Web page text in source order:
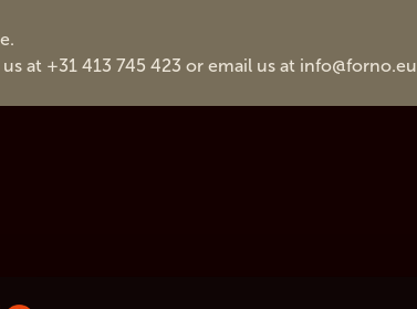
at +31 413 745 423 or email us at info@forno.eu